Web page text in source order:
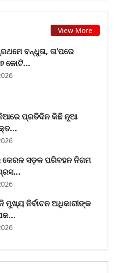
View More
ବନ୍ଧୁତା, ତା’ପରେ
କୋଟି...
ପ୍ରତିଦିନ କିଛି ନୂଆ
କେରଳ ସଡ଼କ ପରିବହନ ନିଗମ
ମୁଖ୍ୟ ନିର୍ବାଚନ ଅଧିକାରୀଙ୍କ